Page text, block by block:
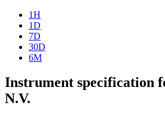
1H
1D
7D
30D
6M
Instrument specification
N.V.